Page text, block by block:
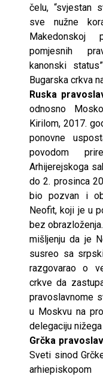
čelu, “svjestan
sve nužne
pomjesnih
kanonski
Bugarska crkva
Ruska
odnosno
Kirilom, 2017.
ponovne
povodom
Arhijerejskoga
do 2. prosinca
bio pozvan i
Neofit, koji je u
bez
mišljenju da je
susreo sa
razgovarao o
crkve da
pravoslavnome
u Moskvu na
delegaciju nižega
Grčka
Sveti sinod